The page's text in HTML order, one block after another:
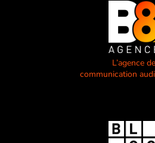
L’agence de
communication